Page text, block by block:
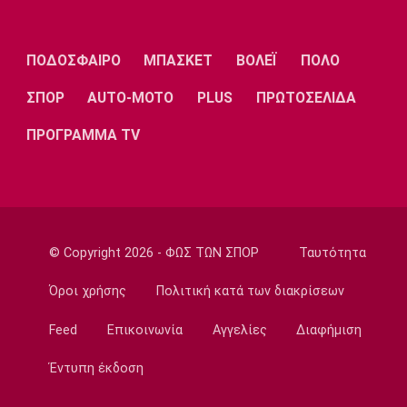
Εθνικές Μπάσκετ
Δανία
Στο προσκήνιο για Τέιλορ οι Σέλτικ, Μάλαγα
21:15
Σπορ
Tα συγχαρητήρια του Ισίδωρου Κούβελου
στην Εβελυν Μητροπούλου
ΠΟΔΟΣΦΑΙΡΟ ΜΠΑΣΚΕΤ ΒΟΛΕΪ ΠΟΛΟ
ΣΠΟΡ AUTO-MOTO PLUS ΠΡΩΤΟΣΕΛΙΔΑ
ΠΡΟΓΡΑΜΜΑ TV
© Copyright 2026 - ΦΩΣ ΤΩΝ ΣΠΟΡ Ταυτότητα
Όροι χρήσης Πολιτική κατά των διακρίσεων
Feed Επικοινωνία Αγγελίες Διαφήμιση
Έντυπη έκδοση